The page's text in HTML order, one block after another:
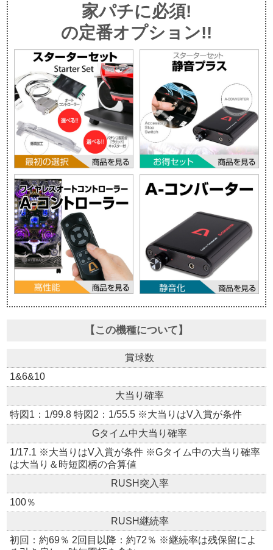
家パチに必須!
の定番オプション!!
【この機種について】
賞球数
1&6&10
大当り確率
特図1：1/99.8 特図2：1/55.5 ※大当りはV入賞が条件
Gタイム中大当り確率
1/17.1 ※大当りはV入賞が条件 ※Gタイム中の大当り確率
は大当り＆時短図柄の合算値
RUSH突入率
100％
RUSH継続率
初回：約69％ 2回目以降：約72％ ※継続率は残保留によ